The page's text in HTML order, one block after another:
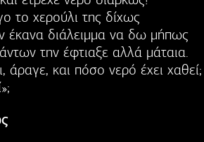
το χερούλι της δίχως
έκανα διάλειμμα να δω μήπως
την έφτιαξε αλλά μάταια.
άραγε, και πόσο νερό έχει χαθεί;